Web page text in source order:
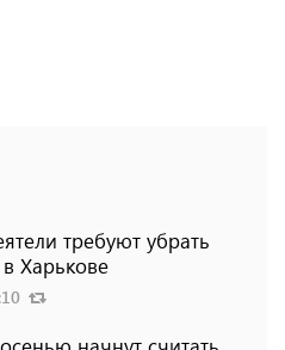
требуют убрать
Харькове